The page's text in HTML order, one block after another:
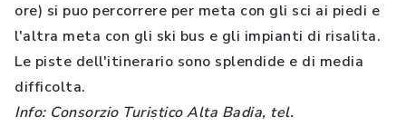
ore) si puo percorrere per meta con gli sci ai piedi e
l'altra meta con gli ski bus e gli impianti di risalita.
Le piste dell'itinerario sono splendide e di media
difficolta.
Info: Consorzio Turistico Alta Badia, tel.